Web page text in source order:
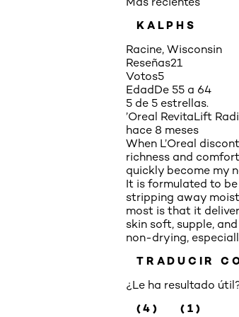
KALPHS
Racine, Wisconsin
Reseñas21
Votos5
EdadDe 55 a 64
5 de 5 estrellas.
’Oreal RevitaLift
hace 8 meses
When L’Oreal
richness and
quickly become my
It is formulated to
stripping away
most is that it
skin soft, supple,
non-drying,
TRADUCIR
¿Le ha resultado
(4)
(1)